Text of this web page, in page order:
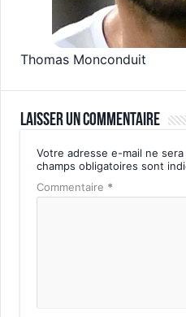
Thomas Monconduit
Laisser un commentaire
Votre adresse e-mail ne
champs obligatoires sont
Commentaire *